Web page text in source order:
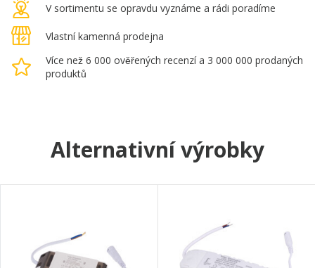
V sortimentu se opravdu vyznáme a rádi poradíme
Vlastní kamenná prodejna
Více než 6 000 ověřených recenzí a 3 000 000 prodaných
produktů
Alternativní výrobky